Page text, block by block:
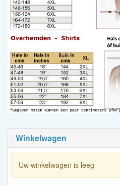
Winkelwagen
Uw winkelwagen is leeg